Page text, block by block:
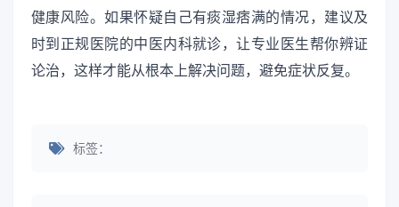
健康风险。如果怀疑自己有痰湿痞满的情况，建议及
时到正规医院的中医内科就诊，让专业医生帮你辨证
论治，这样才能从根本上解决问题，避免症状反复。
标签：